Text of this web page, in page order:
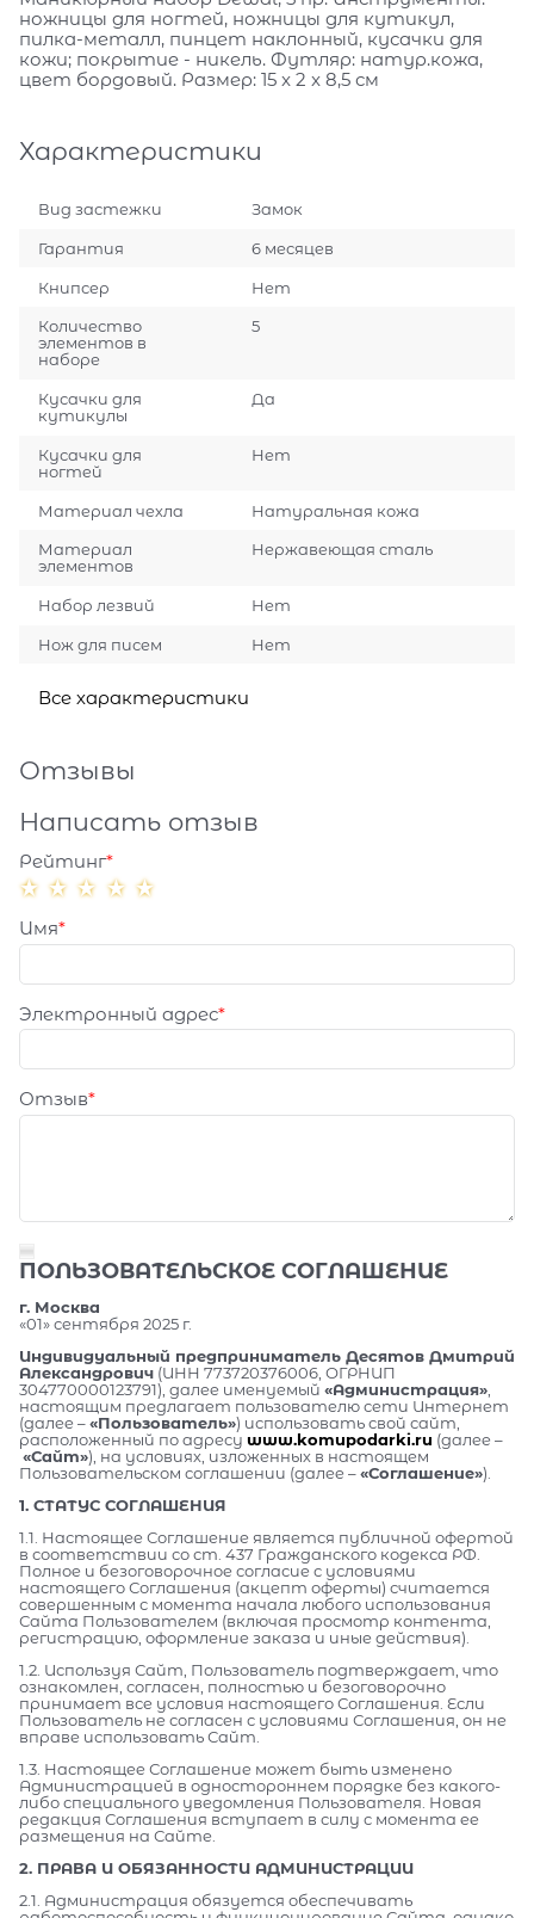
ножницы для ногтей, ножницы для кутикул,
пилка-металл, пинцет наклонный, кусачки для
кожи; покрытие - никель. Футляр: натур.кожа,
цвет бордовый. Размер: 15 x 2 x 8,5 см
Характеристики
Вид застежки Замок
Гарантия 6 месяцев
Книпсер Нет
Количество
элементов в
наборе
5
Кусачки для
кутикулы
Да
Кусачки для
ногтей
Нет
Материал чехла Натуральная кожа
Материал
элементов
Нержавеющая сталь
Набор лезвий Нет
Нож для писем Нет
Все характеристики
Отзывы
Написать отзыв
Рейтинг
Имя
Электронный адрес
Отзыв
ПОЛЬЗОВАТЕЛЬСКОЕ СОГЛАШЕНИЕ
г. Москва
«01» сентября 2025 г.
Индивидуальный предприниматель Десятов Дмитрий
Александрович (ИНН 773720376006, ОГРНИП
304770000123791), далее именуемый «Администрация»
настоящим предлагает пользователю сети Интернет
(далее –«Пользователь») использовать свой сайт,
расположенный по адресу www.komupodarki.ru (далее –
«Сайт»), на условиях, изложенных в настоящем
Пользовательском соглашении (далее –«Соглашение»).
1. СТАТУС СОГЛАШЕНИЯ
1.1. Настоящее Соглашение является публичной офертой
в соответствии со ст. 437 Гражданского кодекса РФ.
Полное и безоговорочное согласие с условиями
настоящего Соглашения (акцепт оферты) считается
совершенным с момента начала любого использования
Сайта Пользователем (включая просмотр контента,
регистрацию, оформление заказа и иные действия).
1.2. Используя Сайт, Пользователь подтверждает, что
ознакомлен, согласен, полностью и безоговорочно
принимает все условия настоящего Соглашения. Если
Пользователь не согласен с условиями Соглашения, он не
вправе использовать Сайт.
1.3. Настоящее Соглашение может быть изменено
Администрацией в одностороннем порядке без какого-
либо специального уведомления Пользователя. Новая
редакция Соглашения вступает в силу с момента ее
размещения на Сайте.
2. ПРАВА И ОБЯЗАННОСТИ АДМИНИСТРАЦИИ
2.1. Администрация обязуется обеспечивать